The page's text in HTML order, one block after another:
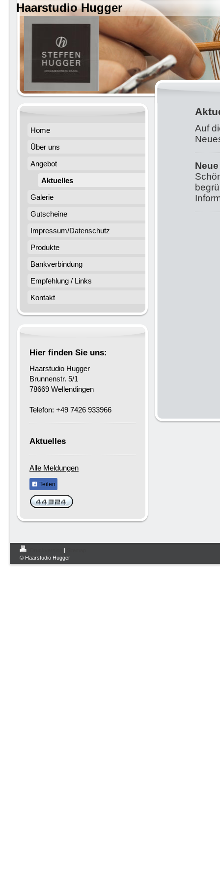
Haarstudio Hugger
Auf
Home
Über uns
Angebot
Aktuelles
Galerie
Gutscheine
Impressum/Datenschutz
Produkte
Bankverbindung
Empfehlung / Links
Kontakt
Hier finden Sie uns:
Haarstudio Hugger
Brunnenstr. 5/1
78669 Wellendingen
Telefon: +49 7426 933966
Aktuelles
Alle Meldungen
Teilen
|
© Haarstudio Hugger